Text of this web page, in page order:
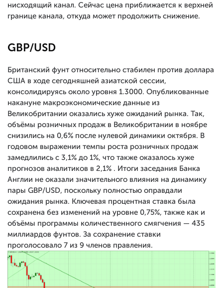
нисходящий канал. Сейчас цена приближается к верхней
границе канала, откуда может продолжить снижение.
GBP/USD
Британский фунт относительно стабилен против доллара
США в ходе сегодняшней азиатской сессии,
консолидируясь около уровня 1.3000. Опубликованные
накануне макроэкономические данные из
Великобритании оказались хуже ожиданий рынка. Так,
объёмы розничных продаж в Великобритании в ноябре
снизились на 0,6% после нулевой динамики октября. В
годовом выражении темпы роста розничных продаж
замедлились с 3,1% до 1%, что также оказалось хуже
прогнозов аналитиков в 2,1% . Итоги заседания Банка
Англии не оказали значительного влияния на динамику
пары GBP/USD, поскольку полностью оправдали
ожидания рынка. Ключевая процентная ставка была
сохранена без изменений на уровне 0,75%, также как и
объёмы программы количественного смягчения — 435
миллиардов фунтов. За сохранение ставки
проголосовало 7 из 9 членов правления.